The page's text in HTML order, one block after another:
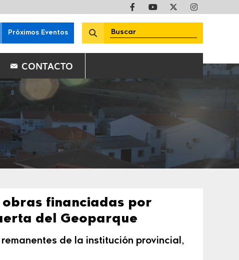
Próximos Eventos
CONTACTO
financiadas por
del Geoparque
de la institución provincial,